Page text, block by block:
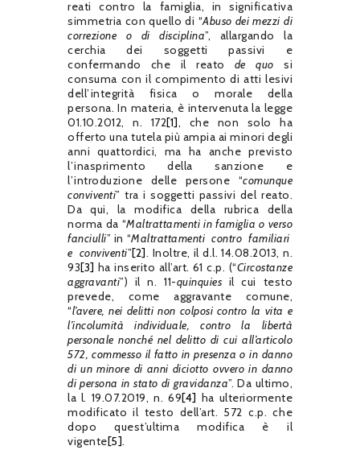
reati contro la famiglia, in significativa
simmetria con quello di “Abuso dei mezzi di
correzione o di disciplina”, allargando la
cerchia dei soggetti passivi e
confermando che il reato de quo si
consuma con il compimento di atti lesivi
dell’integrità fisica o morale della
persona. In materia, è intervenuta la legge
01.10.2012, n. 172[1], che non solo ha
offerto una tutela più ampia ai minori degli
anni quattordici, ma ha anche previsto
l’inasprimento della sanzione e
l’introduzione delle persone “comunque
conviventi” tra i soggetti passivi del reato.
Da qui, la modifica della rubrica della
norma da “Maltrattamenti in famiglia o verso
fanciulli” in “Maltrattamenti contro familiari
e conviventi”[2]. Inoltre, il d.l. 14.08.2013, n.
93[3] ha inserito all’art. 61 c.p. (“Circostanze
aggravanti”) il n. 11-quinquies il cui testo
prevede, come aggravante comune,
“l’avere, nei delitti non colposi contro la vita e
l’incolumità individuale, contro la libertà
personale nonché nel delitto di cui all’articolo
572, commesso il fatto in presenza o in danno
di un minore di anni diciotto ovvero in danno
di persona in stato di gravidanza”. Da ultimo,
la l. 19.07.2019, n. 69[4] ha ulteriormente
modificato il testo dell’art. 572 c.p. che
dopo quest’ultima modifica è il
vigente[5].